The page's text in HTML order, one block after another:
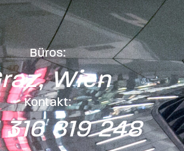
Büros:
Wien
Kontakt:
819 248